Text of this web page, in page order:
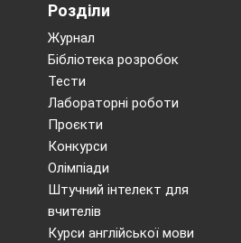
Розділи
Журнал
Бібліотека розробок
Тести
Лабораторні роботи
Проєкти
Конкурси
Олімпіади
Штучний інтелект для
вчителів
Курси англійської мови